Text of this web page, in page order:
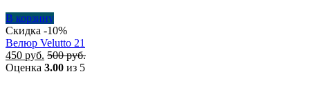
В корзину
Скидка -10%
Велюр Velutto 21
450 руб. 500руб.
Оценка 3.00 из 5